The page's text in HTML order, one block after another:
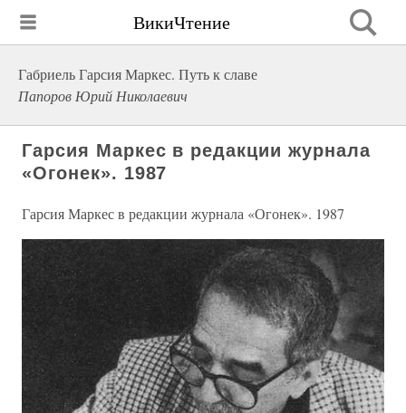
ВикиЧтение
Габриель Гарсия Маркес. Путь к славе
Папоров Юрий Николаевич
Гарсия Маркес в редакции журнала
«Огонек». 1987
Гарсия Маркес в редакции журнала «Огонек». 1987